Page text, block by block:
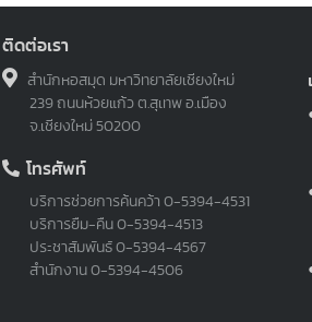
ติดต่อเรา
สำนักหอสมุด มหาวิทยาลัยเชียงใหม่
239 ถนนห้วยแก้ว ต.สุเทพ อ.เมือง
จ.เชียงใหม่ 50200
โทรศัพท์
บริการช่วยการค้นคว้า 0-5394-4531
บริการยืม-คืน 0-5394-4513
ประชาสัมพันธ์ 0-5394-4567
สำนักงาน 0-5394-4506